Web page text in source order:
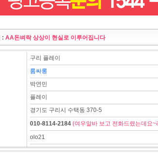
: AA돈벼락 상상이 현실로 이루어집니다
구리 플레이
룸싸롱
박연민
플레이
경기도 구리시 수택동 370-5
010-8114-2184 (여우알바 보고 전화드렸는데요
olo21